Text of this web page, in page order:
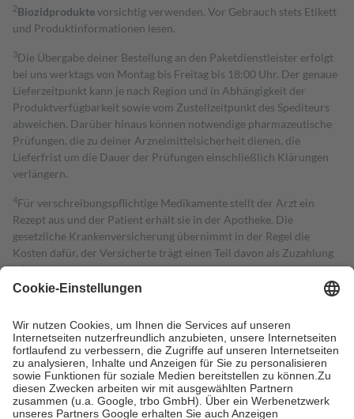
2Biozidproduktevorsichtig verwenden. Vor Gebrauch stets Etikett
und Produktinformationen lesen.
3Die Übergabe deiner Bestellung an den Paketdienstleister erfolgt
bei uns werktags von Montag bis Freitag bis 18:00 Uhr. Der genaue
Lieferzeitpunkt kann je nach Region und in Abhängigkeit der
Produktverfügbarkeit sowie vom Zustellzeitpunkt des Spediteurs
abweichen. Darüber hinaus können notwendige pharmazeutische
Prüfungen, die zu deiner Arzneimittelsicherheit dienen, die
Lieferfrist um die Dauer der Prüfungen einschließlich Klärungen
verlängern.
4Für verschreibungspflichtige Medikamente stellt der Arzt ein
Rezept aus und der Patient erhält sie in der Apotheke. Die
gesetzliche Krankenversicherung übernimmt in der Regel die
Kosten dafür, der Versicherte trägt einen Teil davon als Zuzahlung
mit.
Grundsätzlich leisten Mitglieder Zuzahlungen in Höhe von zehn
höchstens zehn Euro.
Es sind jedoch nie mehr als die tatsächlichen
Kosten der Leistung zu entrichten.
Diese Regeln gelten grundsätzlich auch für Online-Apotheken.
Bei Heilmitteln und häuslicher Krankenpflege beträgt die
Zuzahlung zehn Prozent der Kosten sowie zehn Euro je
Verordnung.